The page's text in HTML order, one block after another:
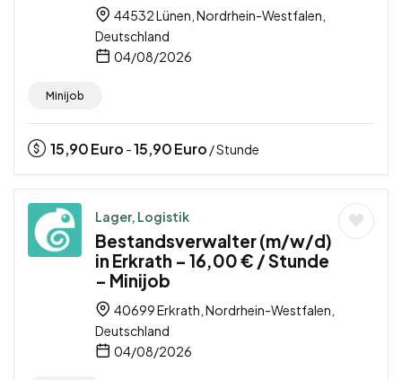
44532 Lünen, Nordrhein-Westfalen,
Deutschland
04/08/2026
Minijob
15,90Euro -15,90Euro / Stunde
Lager, Logistik
Bestandsverwalter (m/w/d)
in Erkrath – 16,00 € / Stunde
– Minijob
40699 Erkrath, Nordrhein-Westfalen,
Deutschland
04/08/2026